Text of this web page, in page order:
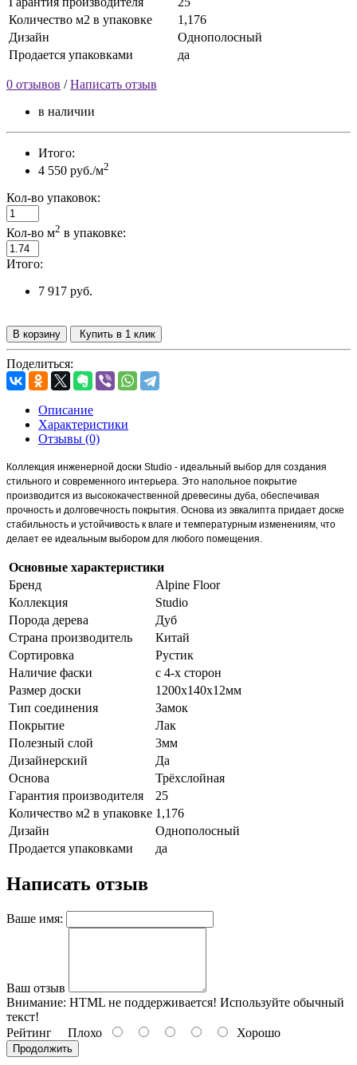
Количество м2 в упаковке
1,176
Дизайн
Однополосный
Продается упаковками
да
0 отзывов /Написать отзыв
в наличии
Итого:
4 550 руб./м2
Кол-во упаковок:
Кол-во м2 в упаковке:
Итого:
7 917 руб.
В корзину Купить в 1 клик
Поделиться:
Описание
Характеристики
Отзывы (0)
Коллекция инженерной доски Studio - идеальный выбор для создания
стильного и современного интерьера. Это напольное покрытие
производится из высококачественной древесины дуба, обеспечивая
прочность и долговечность покрытия. Основа из эвкалипта придает доске
стабильность и устойчивость к влаге и температурным изменениям, что
делает ее идеальным выбором для любого помещения.
Основные характеристики
Бренд
Alpine Floor
Коллекция
Studio
Порода дерева
Дуб
Страна производитель
Китай
Сортировка
Рустик
Наличие фаски
с 4-х сторон
Размер доски
1200х140х12мм
Тип соединения
Замок
Покрытие
Лак
Полезный слой
3мм
Дизайнерский
Да
Основа
Трёхслойная
Гарантия производителя
25
Количество м2 в упаковке 1,176
Дизайн
Однополосный
Продается упаковками
да
Написать отзыв
Ваше имя:
Ваш отзыв
Внимание: HTML не поддерживается! Используйте обычный
текст!
Рейтинг Плохо Хорошо
Продолжить